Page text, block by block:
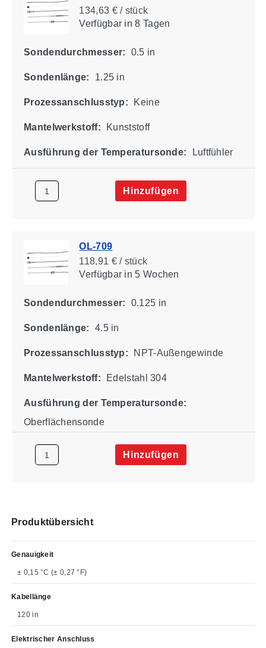
134,63 € / stück
Verfügbarin 8 Tagen
Sondendurchmesser: 0.5 in
Sondenlänge: 1.25 in
Prozessanschlusstyp: Keine
Mantelwerkstoff: Kunststoff
Ausführung der Temperatursonde: Luftfühler
Hinzufügen
OL-709
118,91 € / stück
Verfügbarin 5 Wochen
Sondendurchmesser: 0.125 in
Sondenlänge: 4.5 in
Prozessanschlusstyp: NPT-Außengewinde
Mantelwerkstoff: Edelstahl 304
Ausführung der Temperatursonde:
Oberflächensonde
Hinzufügen
Produktübersicht
Genauigkeit
± 0,15 °C (± 0,27 °F)
Kabellänge
120 in
Elektrischer Anschluss